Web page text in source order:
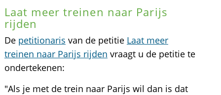
Laat meer treinen naar Parijs
rijden
De petitionaris van de petitie Laat meer
treinen naar Parijs rijden vraagt u de petitie te
ondertekenen:
"Als je met de trein naar Parijs wil dan is dat